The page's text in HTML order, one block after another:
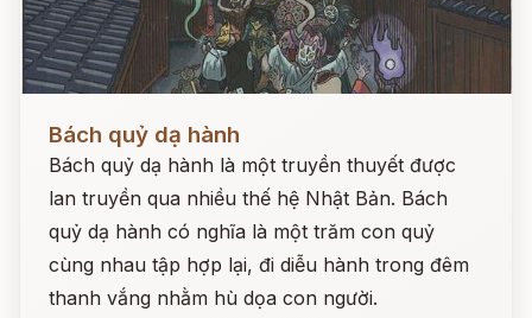
Bách quỷ dạ hành
Bách quỷ dạ hành là một truyền thuyết được
lan truyền qua nhiều thế hệ Nhật Bản. Bách
quỷ dạ hành có nghĩa là một trăm con quỷ
cùng nhau tập hợp lại, đi diễu hành trong đêm
thanh vắng nhằm hù dọa con người.